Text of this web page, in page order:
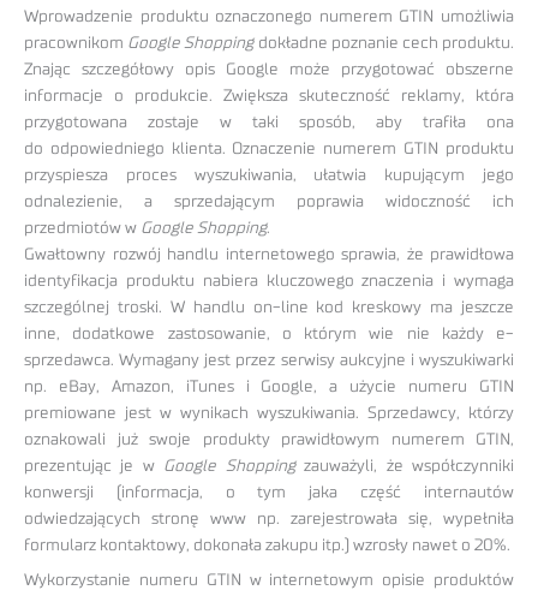
Wprowadzenie produktu oznaczonego numerem GTIN umożliwia
pracownikom Google Shoppingdokładne poznanie cech produktu.
Znając szczegółowy opis Google może przygotować obszerne
informacje o produkcie. Zwiększa skuteczność reklamy, która
przygotowana zostaje w taki sposób, aby trafiła ona
do odpowiedniego klienta. Oznaczenie numerem GTIN produktu
przyspiesza proces wyszukiwania, ułatwia kupującym jego
odnalezienie, a sprzedającym poprawia widoczność ich
przedmiotów w Google Shopping.
Gwałtowny rozwój handlu internetowego sprawia, że prawidłowa
identyfikacja produktu nabiera kluczowego znaczenia i wymaga
szczególnej troski. W handlu on-line kod kreskowy ma jeszcze
inne, dodatkowe zastosowanie, o którym wie nie każdy e-
sprzedawca. Wymagany jest przez serwisy aukcyjne i wyszukiwarki
np. eBay, Amazon, iTunes i Google, a użycie numeru GTIN
premiowane jest w wynikach wyszukiwania. Sprzedawcy, którzy
oznakowali już swoje produkty prawidłowym numerem GTIN,
prezentując je w Google Shoppingzauważyli, że współczynniki
konwersji (informacja, o tym jaka część internautów
odwiedzających stronę www np. zarejestrowała się, wypełniła
formularz kontaktowy, dokonała zakupu itp.) wzrosły nawet o 20%.
Wykorzystanie numeru GTIN w internetowym opisie produktów